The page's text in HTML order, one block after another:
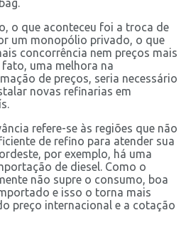
o que aconteceu foi a troca de
um monopólio privado, o que
concorrência nem preços mais
uma melhora na
de preços, seria necessário
novas refinarias em
refere-se às regiões que não
de refino para atender sua
por exemplo, há uma
de diesel. Como o
não supre o consumo, boa
e isso o torna mais
preço internacional e a cotação